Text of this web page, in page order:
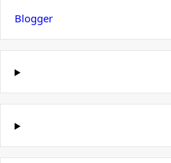
Blogger